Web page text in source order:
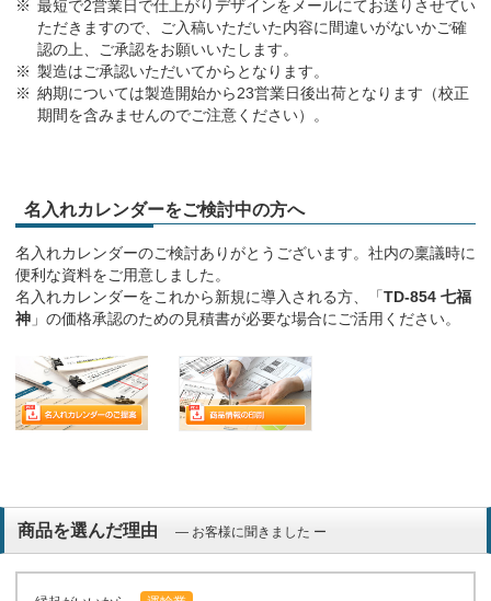
最短で2営業日で仕上がりデザインをメールにてお送りさせてい
ただきますので、ご入稿いただいた内容に間違いがないかご確
認の上、ご承認をお願いいたします。
製造はご承認いただいてからとなります。
納期については製造開始から23営業日後出荷となります（校正
期間を含みませんのでご注意ください）。
名入れカレンダーをご検討中の方へ
名入れカレンダーのご検討ありがとうございます。社内の稟議時に
便利な資料をご用意しました。
名入れカレンダーをこれから新規に導入される方、「TD-854 七福
神 」の価格承認のための見積書が必要な場合にご活用ください。
商品を選んだ理由 ― お客様に聞きました ー